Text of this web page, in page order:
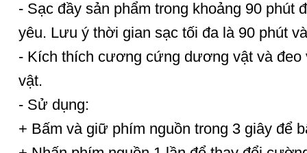
- Sạc đầy sản phẩm trong khoảng 90 phút
yêu. Lưu ý thời gian sạc tối đa là 90 phút
- Kích thích cương cứng dương vật và
vật.
- Sử dụng:
+ Bấm và giữ phím nguồn trong 3 giây để